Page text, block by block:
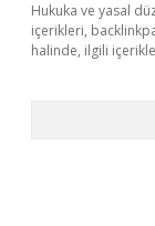
Hukuka ve yasal
içerikleri,
halinde, ilgili